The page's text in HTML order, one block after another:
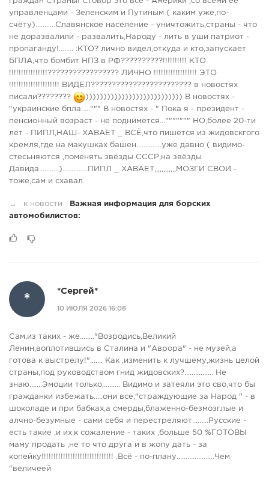
управленцами - Зеленским и Путиным ( каким уже,по-
счёту)...........Славянское население - уничтожить,страны - что
не доразвалили - развалить,Народу - лить в уши патриот -
пропаганду!........ :КТО? лично видел,откуда и кто,запускает
БПЛА,что бомбит НПЗ в РФ??????????!!!!!!!!!! КТО
!!!!!!!!!!!!!!!!????????????????? ЛИЧНО !!!!!!!!!!!!!!!!!! ЭТО
!!!!!!!!!!!!!!!!!!!!! ВИДЕЛ???????????????????????? в новостях
писали????????
))))))))))))))))))))))))))) В новостях -
"украинские бпла.....""" В новостях - " Пока я - президент -
пенсионный возраст - не поднимется...""""""" НО,более 20-ти
лет - ПИПЛ,НАШ- ХАВАЕТ _ ВСЁ,что пишется из жидовскгого
кремля,где на макушках башен..............уже давно ( видимо-
стесьняются ,поменять звёзды СССР,на звёзды
Давида...........)..............ПИПЛ _ ХАВАЕТ,,,,,,,,,,,,МОЗГИ СВОИ -
тоже,сам и схавал.
→ к новости
Важная информация для борских
автомобилистов:
*
*Сергей*
10 ИЮЛЯ 2026 16:08
Сам,из таких - же........"Возродись,Великий
Ленин,воплотившись в Сталина и "Аврора" - не музей,а
готова к выстрелу!"....... Как ,изменить к лучшему,жизнь целой
страны,под руководством гнид жидовских?................ Не
знаю.......Эмоции только.......... Видимо и затеяли это сво,что бы
гражданки избежать.....они все,"страждующие за Народ " - в
шоколаде и при бабках,а смерды,блаженно-безмозглые и
алчно-безумные - сами себя и перестреляют.........Русские -
есть такие ,и их.к сожаление - таких ,больше 50 %ГОТОВЫ
маму продать ,не то что друга и в жопу дать - за
копейку!!!!!!!!!!!!!!!!!!!!!!!!!!!!!! .Всё - по-плану.....................Чем
"величеей